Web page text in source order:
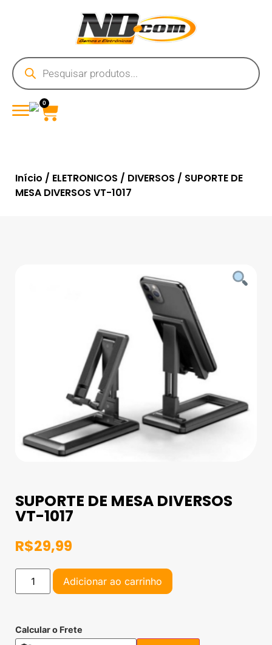
0
Início / ELETRONICOS / DIVERSOS / SUPORTE DE
MESA DIVERSOS VT-1017
SUPORTE DE MESA DIVERSOS
VT-1017
R$29,99
Adicionar ao carrinho
Calcular o Frete